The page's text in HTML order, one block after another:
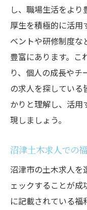
し、職場生活をよ
厚生を積極的に活用
ベントや研修制度な
豊富にあります。こ
り、個人の成長やチ
の求人を探している
かりと理解し、活用
現しましょう。
沼津土木求人での
沼津市の土木求人を
ェックすることが成
に記載されている